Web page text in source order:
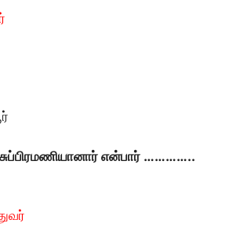
என்பார் …………..